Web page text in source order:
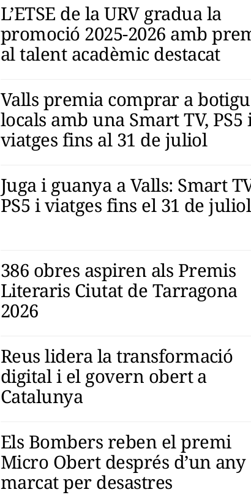
L’ETSE de la URV gradua la
promoció 2025-2026 amb
al talent acadèmic destacat
Valls premia comprar a
locals amb una Smart TV, PS5
viatges fins al 31 de juliol
Juga i guanya a Valls: Smart
PS5 i viatges fins el 31 de juliol
386 obres aspiren als Premis
Literaris Ciutat de Tarragona
2026
Reus lidera la transformació
digital i el govern obert a
Catalunya
Els Bombers reben el premi
Micro Obert després d’un any
marcat per desastres